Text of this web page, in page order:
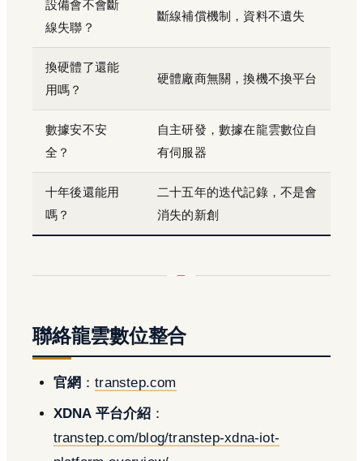
設備會不會斷
線失聯？
斷線補償機制，資料不遺失
換硬體了還能
用嗎？
硬體廠商無關，換機不換平台
數據安不安
全？
自主研發，數據在龍雲數位自
有伺服器
十年後還能用
嗎？
二十五年的迭代記錄，不是會
消失的新創
聯絡龍雲數位整合
官網 ：transtep.com
XDNA 平台介紹 ：
transtep.com/blog/transtep-xdna-iot-